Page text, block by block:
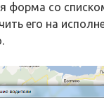
форма со
его на